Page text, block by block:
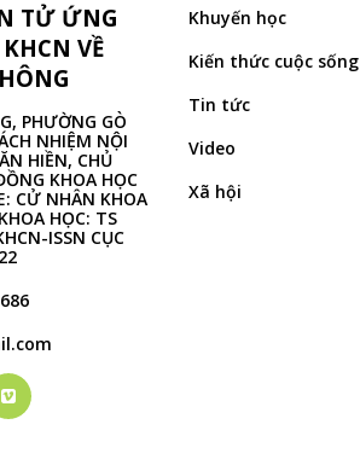
TỬ ỨNG
VỀ
PHƯỜNG GÒ
NHIỆM NỘI
HIỀN, CHỦ
KHOA HỌC
CỬ NHÂN KHOA
HỌC: TS
ISSN CỤC
Khuyến học
Kiến thức cuộc sống
Tin tức
Video
Xã hội